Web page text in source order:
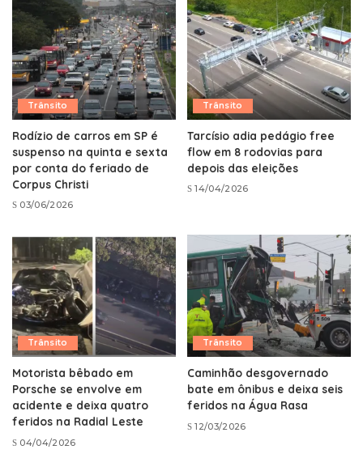
Trânsito
Rodízio de carros em SP é
suspenso na quinta e sexta
por conta do feriado de
Corpus Christi
03/06/2026
Trânsito
Tarcísio adia pedágio free
flow em 8 rodovias para
depois das eleições
14/04/2026
Trânsito
Motorista bêbado em
Porsche se envolve em
acidente e deixa quatro
feridos na Radial Leste
04/04/2026
Trânsito
Caminhão desgovernado
bate em ônibus e deixa seis
feridos na Água Rasa
12/03/2026